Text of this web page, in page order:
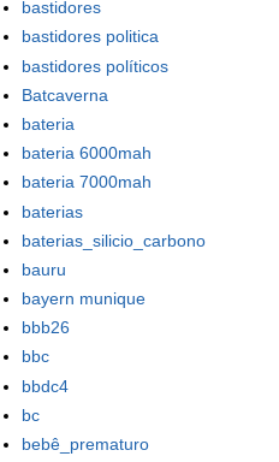
bastidores
bastidores politica
bastidores políticos
Batcaverna
bateria
bateria 6000mah
bateria 7000mah
baterias
baterias_silicio_carbono
bauru
bayern munique
bbb26
bbc
bbdc4
bc
bebê_prematuro